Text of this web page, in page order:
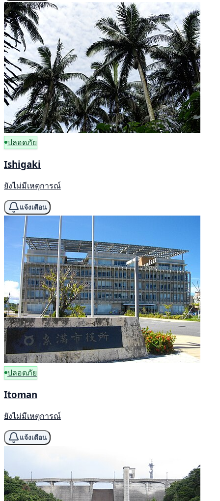
ปลอดภัย
Ishigaki
ยังไม่มีเหตุการณ์
แจ้งเตือน
ปลอดภัย
Itoman
ยังไม่มีเหตุการณ์
แจ้งเตือน